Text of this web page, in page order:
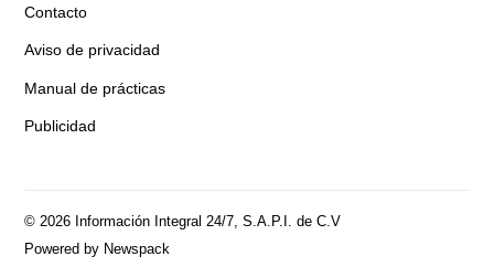
Contacto
Aviso de privacidad
Manual de prácticas
Publicidad
© 2026 Información Integral 24/7, S.A.P.I. de C.V
Powered by Newspack